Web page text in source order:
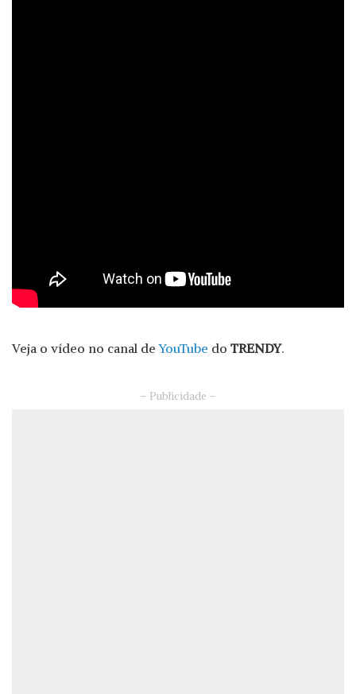
Veja o vídeo no canal deYouTube do TRENDY.
– Publicidade –